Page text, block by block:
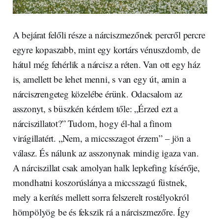
A bejárat felőli része a nárciszmezőnek percről percre
egyre kopaszabb, mint egy kortárs vénuszdomb, de
hátul még fehérlik a nárcisz a réten. Van ott egy ház
is, amellett be lehet menni, s van egy út, amin a
nárciszrengeteg közelébe érünk. Odacsalom az
asszonyt, s büszkén kérdem tőle: „Érzed ezt a
nárciszillatot?” Tudom, hogy él-hal a finom
virágillatért. „Nem, a miccsszagot érzem” – jön a
válasz. És nálunk az asszonynak mindig igaza van.
A nárciszillat csak amolyan halk lepkefing kísérője,
mondhatni koszorúslánya a miccsszagú füstnek,
mely a kerítés mellett sorra felszerelt rostélyokról
hömpölyög be és fekszik rá a nárciszmezőre. Így